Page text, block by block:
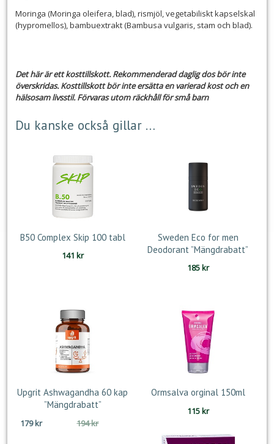
Moringa (Moringa oleifera, blad), rismjöl, vegetabiliskt kapselskal
(hypromellos), bambuextrakt (Bambusa vulgaris, stam och blad).
Det här är ett kosttillskott. Rekommenderad daglig dos bör inte
överskridas. Kosttillskott bör inte ersätta en varierad kost och en
hälsosam livsstil. Förvaras utom räckhåll för små barn
Du kanske också gillar …
B50 Complex Skip 100 tabl
141 kr
Sweden Eco for men
Deodorant ”Mängdrabatt”
185kr
Upgrit Ashwagandha 60 kap
”Mängdrabatt”
194krDet
179kr
Det
Ormsalva orginal 150ml
115kr